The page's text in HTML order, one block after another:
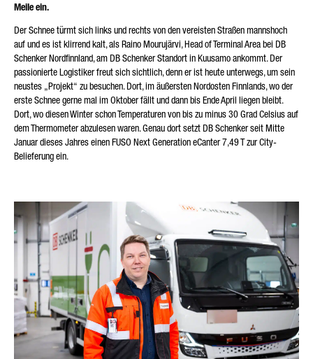
IHRE NACHRICHT (OPTIONAL)
* Pflichtfeld
Wir werden Ihre Daten sorgfältig gemäß den gesetzlichen
Bestimmungen zum Datenschutz entsprechend Ihrer
Zustimmung nur zum Zwecke der Abwicklung Ihrer Anfrage
verarbeiten, speichern und nutzen. Weitere Details zur
Verarbeitung Ihrer personenbezogenen Daten durch die
Daimler Truck AG sowie detaillierte Hinweise zu Ihren Rechten
finden Sie online in denDatenschutzhinweisen
Meile ein.
Der Schnee türmt sich links und rechts von den vereisten Straßen mannshoch
auf und es ist klirrend kalt, als Raino Mourujärvi, Head of Terminal Area bei DB
Schenker Nordfinnland, am DB Schenker Standort in Kuusamo ankommt. Der
passionierte Logistiker freut sich sichtlich, denn er ist heute unterwegs, um sein
neustes „Projekt“ zu besuchen. Dort, im äußersten Nordosten Finnlands, wo der
erste Schnee gerne mal im Oktober fällt und dann bis Ende April liegen bleibt.
Dort, wo diesen Winter schon Temperaturen von bis zu minus 30 Grad Celsius auf
dem Thermometer abzulesen waren. Genau dort setzt DB Schenker seit Mitte
Januar dieses Jahres einen FUSO Next Generation eCanter 7,49 T zur City-
Belieferung ein.